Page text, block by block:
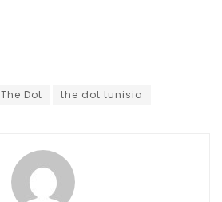
The Dot the dot tunisia